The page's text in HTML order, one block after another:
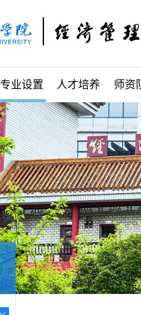
专业设置 人才培养 师资